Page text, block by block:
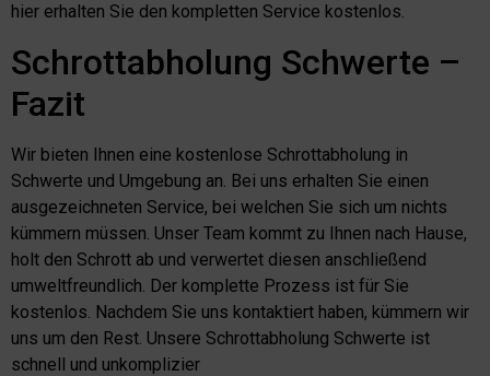
hier erhalten Sie den kompletten Service kostenlos.
Schrottabholung Schwerte –
Fazit
Wir bieten Ihnen eine kostenlose Schrottabholung in
Schwerte und Umgebung an. Bei uns erhalten Sie einen
ausgezeichneten Service, bei welchen Sie sich um nichts
kümmern müssen. Unser Team kommt zu Ihnen nach Hause,
holt den Schrott ab und verwertet diesen anschließend
umweltfreundlich. Der komplette Prozess ist für Sie
kostenlos. Nachdem Sie uns kontaktiert haben, kümmern wir
uns um den Rest. Unsere Schrottabholung Schwerte ist
schnell und unkomplizier